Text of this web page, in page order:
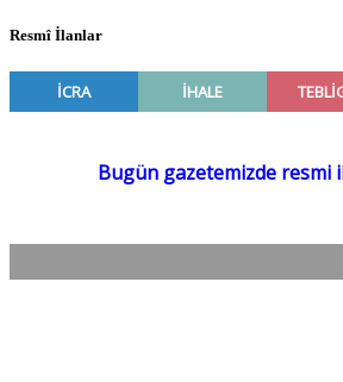
Resmî İlanlar